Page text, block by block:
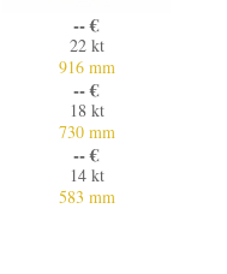
-- €
22 kt
916 mm
-- €
18 kt
730 mm
-- €
14 kt
583 mm